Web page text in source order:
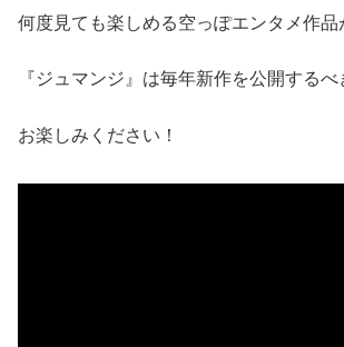
何度見ても楽しめる空っぽエンタメ作品
『ジュマンジ』は毎年新作を公開するべ
お楽しみください！